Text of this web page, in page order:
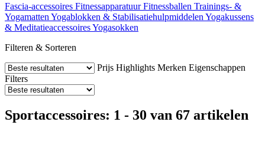
Fascia-accessoires Fitnessapparatuur Fitnessballen Trainings- &
Yogamatten Yogablokken & Stabilisatiehulpmiddelen Yogakussens
& MeditatieaccessoiresYogasokken
Filteren & Sorteren
Prijs Highlights Merken Eigenschappen
Filters
Sportaccessoires: 1 - 30 van 67 artikelen